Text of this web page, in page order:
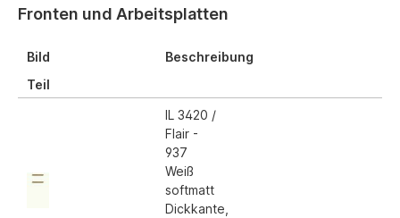
Fronten und Arbeitsplatten
Bild
Teil
Beschreibung
IL 3420 /
Flair -
937
Weiß
softmatt
Dickkante,